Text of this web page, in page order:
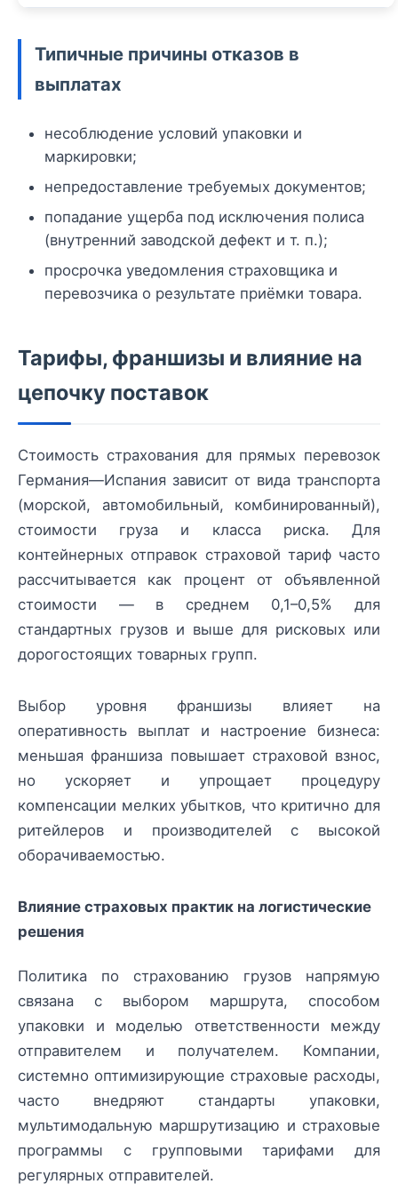
Типичные причины отказов в
выплатах
несоблюдение условий упаковки и
маркировки;
непредоставление требуемых документов;
попадание ущерба под исключения полиса
(внутренний заводской дефект и т. п.);
просрочка уведомления страховщика и
перевозчика о результате приёмки товара.
Тарифы, франшизы и влияние на
цепочку поставок
Стоимость страхования для прямых перевозок
Германия—Испания зависит от вида транспорта
(морской, автомобильный, комбинированный),
стоимости груза и класса риска. Для
контейнерных отправок страховой тариф часто
рассчитывается как процент от объявленной
стоимости — в среднем 0,1–0,5% для
стандартных грузов и выше для рисковых или
дорогостоящих товарных групп.
Выбор уровня франшизы влияет на
оперативность выплат и настроение бизнеса:
меньшая франшиза повышает страховой взнос,
но ускоряет и упрощает процедуру
компенсации мелких убытков, что критично для
ритейлеров и производителей с высокой
оборачиваемостью.
Влияние страховых практик на логистические
решения
Политика по страхованию грузов напрямую
связана с выбором маршрута, способом
упаковки и моделью ответственности между
отправителем и получателем. Компании,
системно оптимизирующие страховые расходы,
часто внедряют стандарты упаковки,
мультимодальную маршрутизацию и страховые
программы с групповыми тарифами для
регулярных отправителей.